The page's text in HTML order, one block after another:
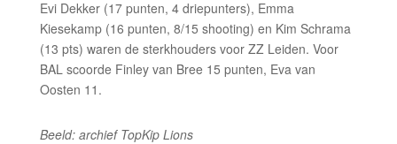
Evi Dekker (17 punten, 4 driepunters), Emma
Kiesekamp (16 punten, 8/15 shooting) en Kim Schrama
(13 pts) waren de sterkhouders voor ZZ Leiden. Voor
BAL scoorde Finley van Bree 15 punten, Eva van
Oosten 11.
Beeld: archief TopKip Lions